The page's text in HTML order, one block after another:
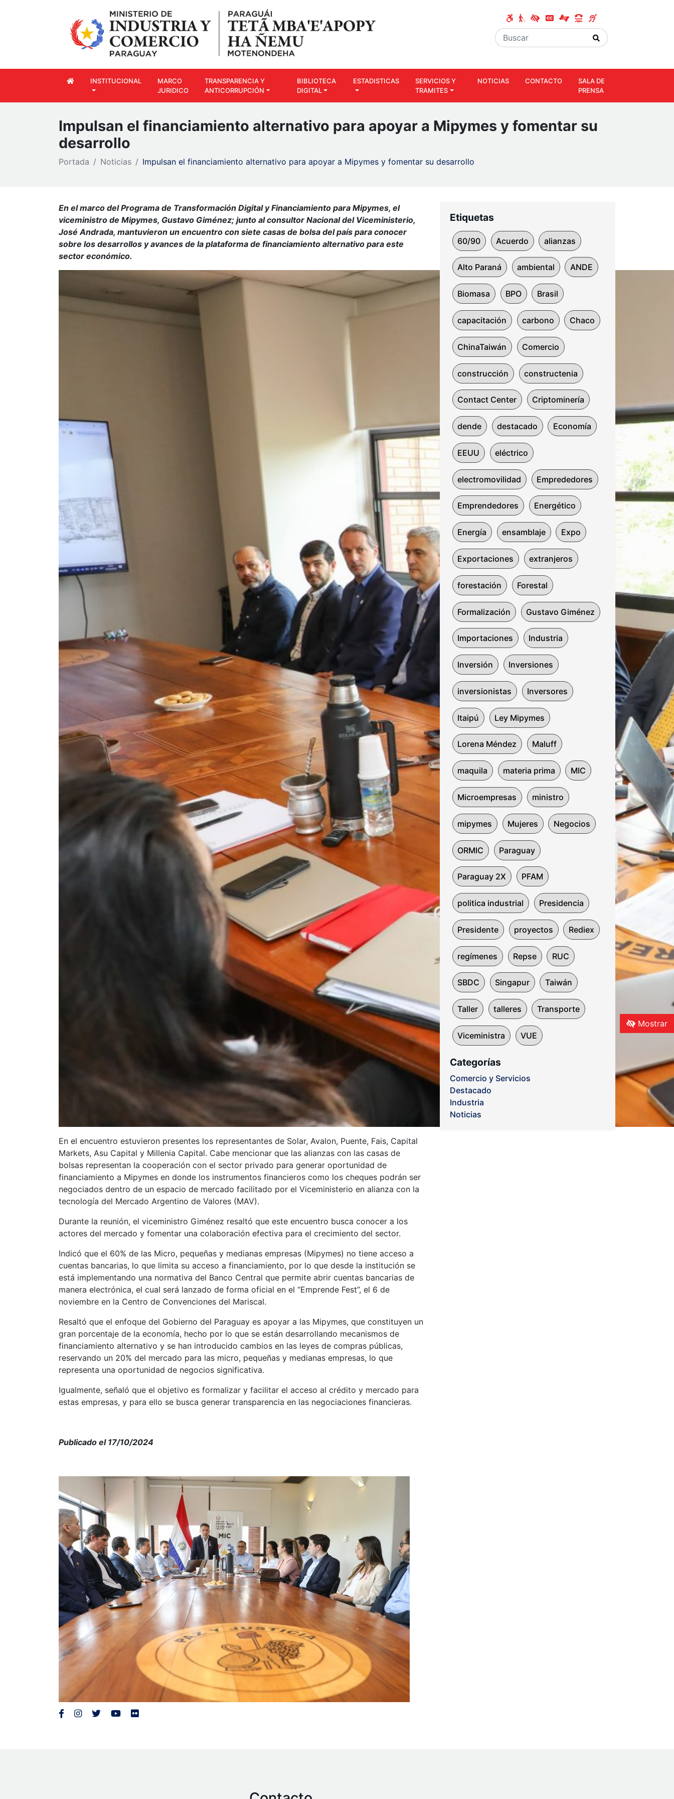
INSTITUCIONAL
MARCO
JURIDICO
TRANSPARENCIA Y
ANTICORRUPCIÓN
BIBLIOTECA
DIGITAL
ESTADISTICAS
SERVICIOS Y
TRAMITES
NOTICIAS CONTACTO
SALA DE
PRENSA
Mostrar
Impulsan el financiamiento alternativo para apoyar a Mipymes y fomentar su
desarrollo
Portada Noticias Impulsan el financiamiento alternativo para apoyar a Mipymes y fomentar su desarrollo
En el marco del Programa de Transformación Digital y Financiamiento para Mipymes, el
viceministro de Mipymes, Gustavo Giménez; junto al consultor Nacional del Viceministerio,
José Andrada, mantuvieron un encuentro con siete casas de bolsa del país para conocer
sobre los desarrollos y avances de la plataforma de financiamiento alternativo para este
sector económico.
En el encuentro estuvieron presentes los representantes de Solar, Avalon, Puente, Fais, Capital
Markets, Asu Capital y Millenia Capital. Cabe mencionar que las alianzas con las casas de
bolsas representan la cooperación con el sector privado para generar oportunidad de
financiamiento a Mipymes en donde los instrumentos financieros como los cheques podrán ser
negociados dentro de un espacio de mercado facilitado por el Viceministerio en alianza con la
tecnología del Mercado Argentino de Valores (MAV).
Durante la reunión, el viceministro Giménez resaltó que este encuentro busca conocer a los
actores del mercado y fomentar una colaboración efectiva para el crecimiento del sector.
Indicó que el 60% de las Micro, pequeñas y medianas empresas (Mipymes) no tiene acceso a
cuentas bancarias, lo que limita su acceso a financiamiento, por lo que desde la institución se
está implementando una normativa del Banco Central que permite abrir cuentas bancarias de
manera electrónica, el cual será lanzado de forma oficial en el “Emprende Fest”, el 6 de
noviembre en la Centro de Convenciones del Mariscal.
Resaltó que el enfoque del Gobierno del Paraguay es apoyar a las Mipymes, que constituyen un
gran porcentaje de la economía, hecho por lo que se están desarrollando mecanismos de
financiamiento alternativo y se han introducido cambios en las leyes de compras públicas,
reservando un 20% del mercado para las micro, pequeñas y medianas empresas, lo que
representa una oportunidad de negocios significativa.
Igualmente, señaló que el objetivo es formalizar y facilitar el acceso al crédito y mercado para
estas empresas, y para ello se busca generar transparencia en las negociaciones financieras.
Publicado el 17/10/2024
Etiquetas
60/90 Acuerdo alianzas
Alto Paraná ambiental ANDE
Biomasa BPO Brasil
capacitación carbono Chaco
ChinaTaiwán Comercio
construcción constructenia
Contact Center Criptominería
dende destacado Economía
EEUU eléctrico
electromovilidad Emprededores
Emprendedores Energético
Energía ensamblaje Expo
Exportaciones extranjeros
forestación Forestal
Formalización Gustavo Giménez
Importaciones Industria
Inversión Inversiones
inversionistas Inversores
Itaipú Ley Mipymes
Lorena Méndez Maluff
maquila materia prima MIC
Microempresas ministro
mipymes Mujeres Negocios
ORMIC Paraguay
Paraguay 2X PFAM
politica industrial Presidencia
Presidente proyectos Rediex
regímenes Repse RUC
SBDC Singapur Taiwán
Taller talleres Transporte
Viceministra VUE
Categorías
Comercio y Servicios
Destacado
Industria
Noticias